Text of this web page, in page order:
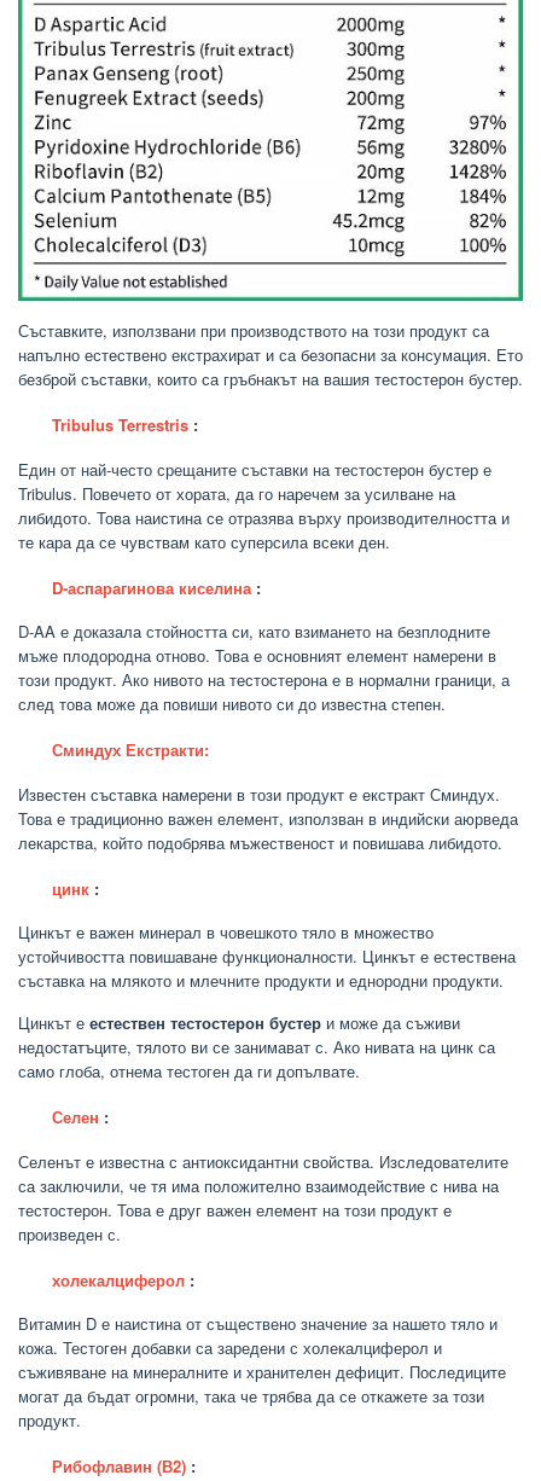
Съставките, използвани при производството на този продукт са
напълно естествено екстрахират и са безопасни за консумация. Ето
безброй съставки, които са гръбнакът на вашия тестостерон бустер.
Tribulus Terrestris :
Един от най-често срещаните съставки на тестостерон бустер е
Tribulus. Повечето от хората, да го наречем за усилване на
либидото. Това наистина се отразява върху производителността и
те кара да се чувствам като суперсила всеки ден.
D-аспарагинова киселина :
D-AA е доказала стойността си, като взимането на безплодните
мъже плодородна отново. Това е основният елемент намерени в
този продукт. Ако нивото на тестостерона е в нормални граници, а
след това може да повиши нивото си до известна степен.
Сминдух Екстракти:
Известен съставка намерени в този продукт е екстракт Сминдух.
Това е традиционно важен елемент, използван в индийски аюрведа
лекарства, който подобрява мъжественост и повишава либидото.
цинк :
Цинкът е важен минерал в човешкото тяло в множество
устойчивостта повишаване функционалности. Цинкът е естествена
съставка на млякото и млечните продукти и еднородни продукти.
Цинкът е естествен тестостерон бустер и може да съживи
недостатъците, тялото ви се занимават с. Ако нивата на цинк са
само глоба, отнема тестоген да ги допълвате.
Селен :
Селенът е известна с антиоксидантни свойства. Изследователите
са заключили, че тя има положително взаимодействие с нива на
тестостерон. Това е друг важен елемент на този продукт е
произведен с.
холекалциферол :
Витамин D е наистина от съществено значение за нашето тяло и
кожа. Тестоген добавки са заредени с холекалциферол и
съживяване на минералните и хранителен дефицит. Последиците
могат да бъдат огромни, така че трябва да се откажете за този
продукт.
Рибофлавин (В2) :